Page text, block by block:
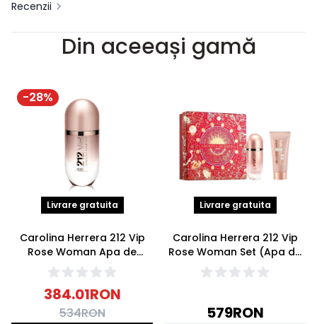
Recenzii
Din aceeași gamă
-28%
Livrare gratuita
Carolina Herrera 212 Vip
Rose Woman Apa de
parfum 50ml
384.01RON
534RON
Livrare gratuita
Carolina Herrera 212 Vip
Rose Woman Set (Apa de
parfum 80ml + Lotiune
Corp 100ml)
579RON